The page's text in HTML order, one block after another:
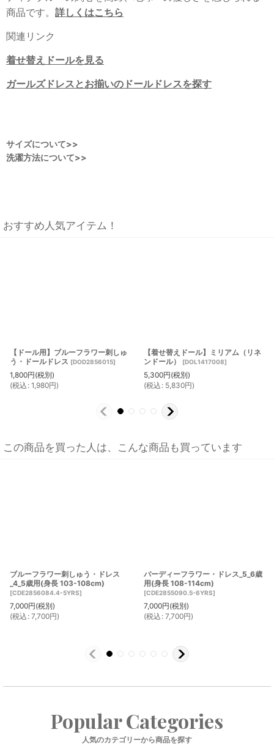
商品です。 詳しくはこちら
関連リンク
着せ替えドールを見る
ガールズドレスとお揃いのドールドレスを探す
サイズについて>>
洗濯方法について>>
おすすめ人気アイテム！
【ドール用】ブルーフラワー刺しゅ
う・ドールドレス [DOD2856015]
1,800円(税別)
(税込 : 1,980円)
【着せ替えドール】ミリアム（リネ
ンドール）
[DOL1417008]
5,300円(税別)
(税込 : 5,830円)
この商品を買った人は、こんな商品も買っています
ブルーフラワー刺しゅう・ドレス
_4_5歳用(身長 103-108cm)
[CDE2856084.4-5YRS]
7,000円(税別)
(税込 : 7,700円)
バーディーフラワー・ドレス_5_6歳
用(身長 108-114cm)
[CDE2855090.5-6YRS]
7,000円(税別)
(税込 : 7,700円)
Popular Categories
人気のカテゴリーから商品を探す